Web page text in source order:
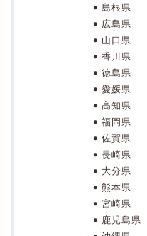
島根県
広島県
山口県
香川県
徳島県
愛媛県
高知県
福岡県
佐賀県
長崎県
大分県
熊本県
宮崎県
鹿児島県